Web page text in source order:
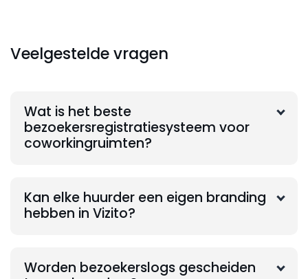
Veelgestelde vragen
Wat is het beste
bezoekersregistratiesysteem voor
coworkingruimten?
Kan elke huurder een eigen branding
hebben in Vizito?
Worden bezoekerslogs gescheiden